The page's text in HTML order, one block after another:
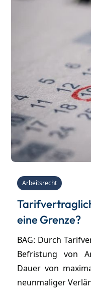
Arbeitsrecht
eine Grenze?
BAG: Durch
Befristung von
Dauer von
neunmaliger